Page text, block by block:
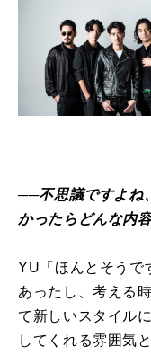
──不思議ですよね
かったらどんな内
YU「ほんとそうで
あったし、考える
て新しいスタイル
してくれる雰囲気